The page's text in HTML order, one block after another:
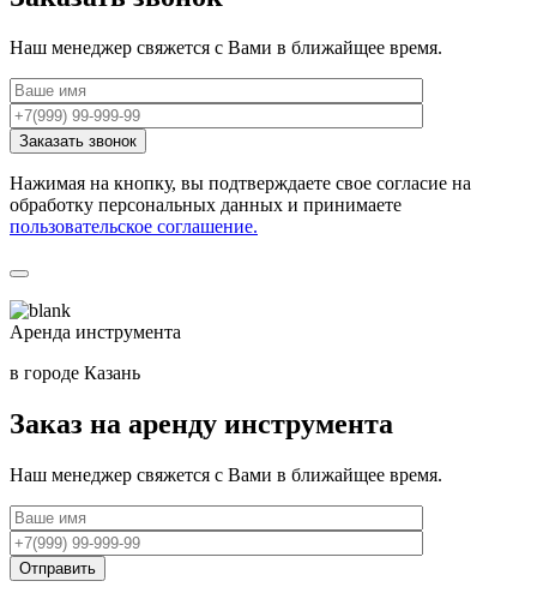
Наш менеджер свяжется с Вами в ближайщее время.
Нажимая на кнопку, вы подтверждаете свое согласие на
обработку персональных данных и принимаете
пользовательское соглашение.
Аренда инструмента
в городе Казань
Заказ на аренду инструмента
Наш менеджер свяжется с Вами в ближайщее время.